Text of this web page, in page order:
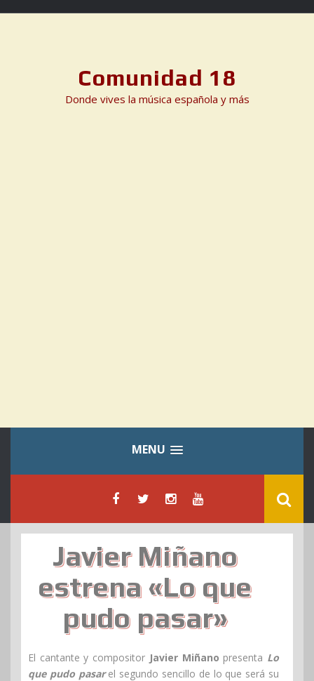
Comunidad 18
Donde vives la música española y más
MENU
Javier Miñano
estrena «Lo que
pudo pasar»
El cantante y compositor Javier Miñano presenta Lo
que pudo pasarel segundo sencillo de lo que será su